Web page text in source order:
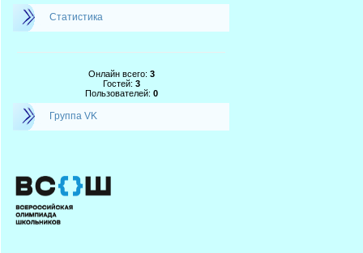
Статистика
Онлайн всего: 3
Гостей: 3
Пользователей: 0
Группа VK